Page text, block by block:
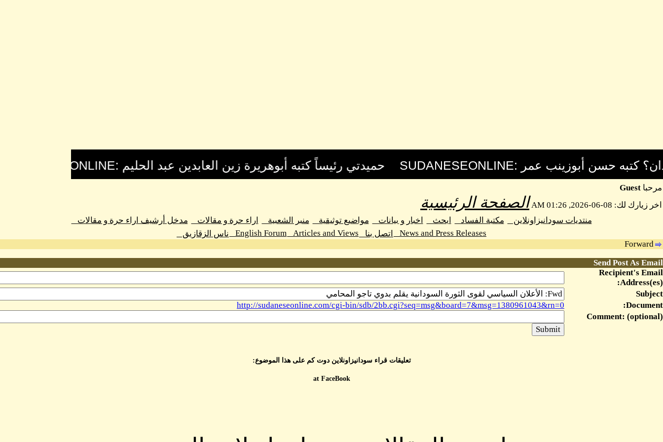
مرحبا Guest
اخر زيارك لك: 08-06-2026, 01:26 AM
الصفحة الرئيسية
منتديات سودانيزاونلاين مكتبة الفساد ابحث اخبار و بيانات مواضيع توثيقية منبر الشعبية اراء حرة و مقالات
مدخل أرشيف اراء حرة و مقالات
News and Press Releases
اتصل بنا Articles and Views
English Forum
ناس الزقازيق
Forward
Send Post As Email
Recipient's Email
Address(es):
Subject
Document:
http://sudaneseonline.com/cgi-bin/sdb/2bb.cgi?seq=msg&board=7&msg=1380961043&rn=0
Comment: (optional)
تعليقات قراء سودانيزاونلاين دوت كم على هذا الموضوع:
at FaceBook